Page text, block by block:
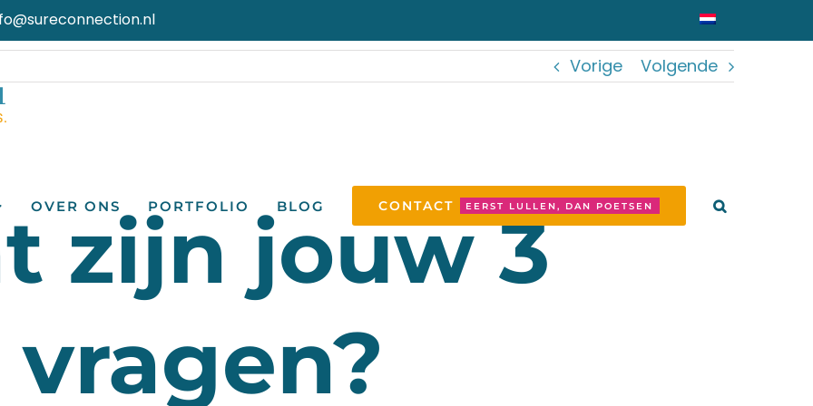
OVER ONS PORTFOLIO BLOG CONTACT EERST LULLEN, DAN POETSEN
Vorige Volgende
zijn jouw 3
vragen?